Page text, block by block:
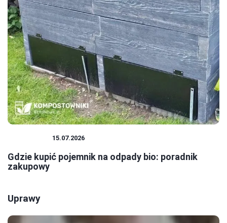
15.07.2026
Gdzie kupić pojemnik na odpady bio: poradnik
zakupowy
Uprawy